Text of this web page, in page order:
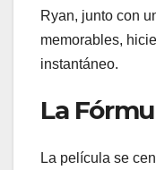
Ryan, junto con
memorables,
instantáneo.
La
La película se